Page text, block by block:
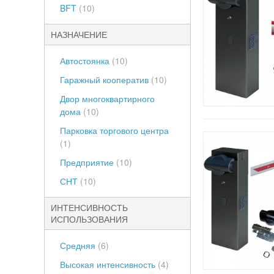
BFT (10)
НАЗНАЧЕНИЕ
Автостоянка (10)
Гаражный кооператив (10)
Двор многоквартирного
дома (10)
Парковка торгового центра
(1)
Предприятие (10)
СНТ (10)
ИНТЕНСИВНОСТЬ
ИСПОЛЬЗОВАНИЯ
Средняя (6)
Высокая интенсивность (4)